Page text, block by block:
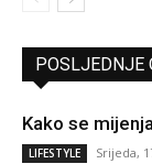
POSLJEDNJE
Kako se
LIFESTYLE Srijeda,